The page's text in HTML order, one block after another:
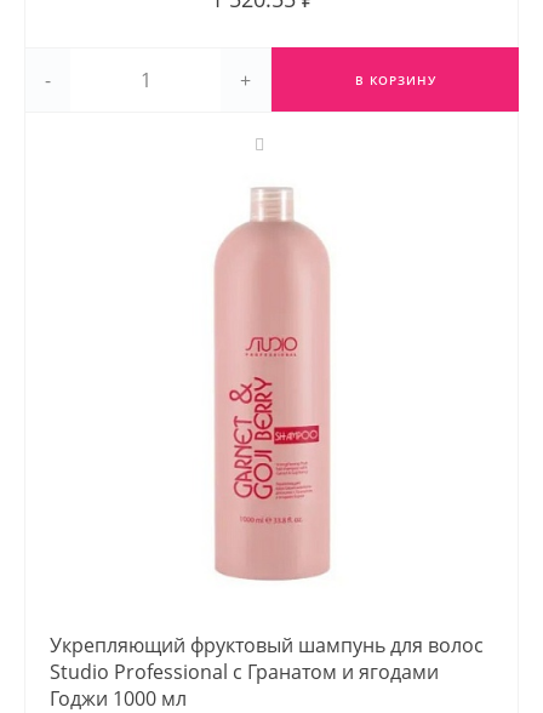
- + В КОРЗИНУ
Укрепляющий фруктовый шампунь для волос
Studio Professional с Гранатом и ягодами
Годжи 1000 мл